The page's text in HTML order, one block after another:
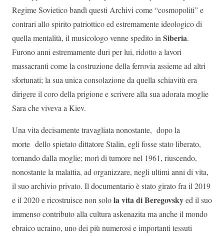
Regime Sovietico bandì questi Archivi come “cosmopoliti” e
contrari allo spirito patriottico ed estremamente ideologico di
quella mentalità, il musicologo venne spedito in Siberia.
Furono anni estremamente duri per lui, ridotto a lavori
massacranti come la costruzione della ferrovia assieme ad altri
sfortunati; la sua unica consolazione da quella schiavitù era
dirigere il coro della prigione e scrivere alla sua adorata moglie
Sara che viveva a Kiev.
Una vita decisamente travagliata nonostante, dopo la
morte dello spietato dittatore Stalin, egli fosse stato liberato,
tornando dalla moglie; morì di tumore nel 1961, riuscendo,
nonostante la malattia, ad organizzare, negli ultimi anni di vita,
il suo archivio privato. Il documentario è stato girato fra il 2019
e il 2020 e ricostruisce non solola vita di Beregovskyed il suo
immenso contributo alla cultura askenazita ma anche il mondo
ebraico ucraino, uno dei più numerosi e importanti tessuti